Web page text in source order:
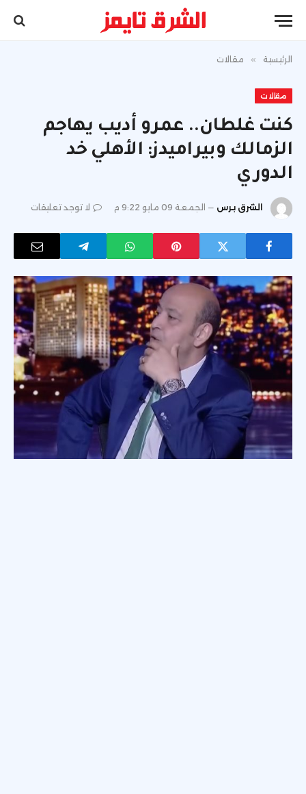
الرئيسية » مقالات
مقالات
كنت غلطان.. عمرو أديب يهاجم
الزمالك وبيراميدز: الأهلي خد
الدوري
الشرق برس الجمعة 09 مايو 9:22 م لا توجد تعليقات